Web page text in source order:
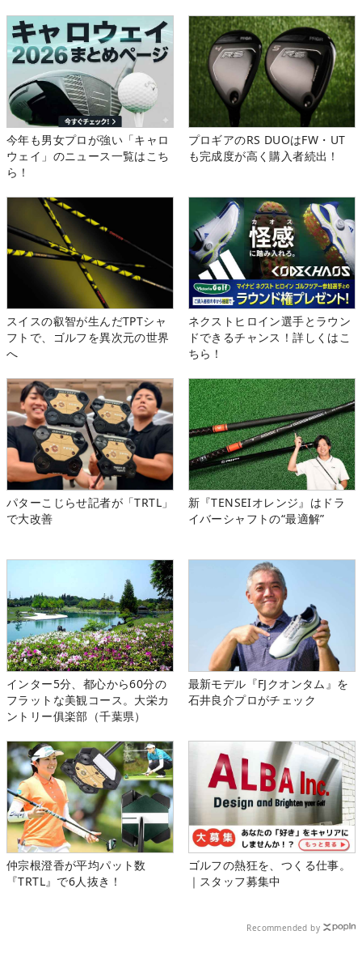
今年も男女プロが強い「キャロ
ウェイ」のニュース一覧はこち
ら！
プロギアのRS DUOはFW・UT
も完成度が高く購入者続出！
スイスの叡智が生んだTPTシャ
フトで、ゴルフを異次元の世界
へ
ネクストヒロイン選手とラウン
ドできるチャンス！詳しくはこ
ちら！
パターこじらせ記者が「TRTL」
で大改善
新『TENSEIオレンジ』はドラ
イバーシャフトの“最適解”
インター5分、都心から60分の
フラットな美観コース。大栄カ
ントリー俱楽部（千葉県）
最新モデル『FJクオンタム』を
石井良介プロがチェック
仲宗根澄香が平均パット数
『TRTL』で6人抜き！
ゴルフの熱狂を、つくる仕事。
｜スタッフ募集中
Recommended by